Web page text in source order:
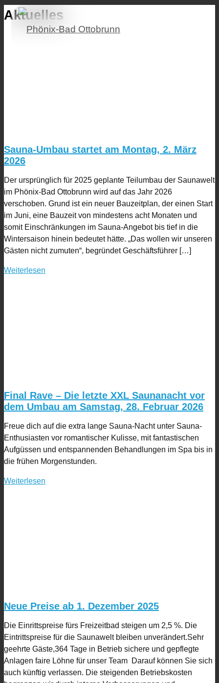
Aktuelles
Sauna-Umbau startet am Montag, 2. März
2026
Der ursprünglich für 2025 geplante Teilumbau der Saunawelt
im Phönix-Bad Ottobrunn wird auf das Jahr 2026
verschoben. Grund ist ein neuer Bauzeitplan, der einen Start
im Juni, eine Bauzeit von mindestens acht Monaten und
somit Einschränkungen im Sauna-Angebot bis tief in die
Wintersaison hinein bedeutet hätte. „Das wollen wir unseren
Gästen nicht zumuten“, begründet Geschäftsführer […]
Weiterlesen
Final Rave – Die letzte XXL Saunanacht vor
dem Umbau am Samstag, 28. Februar 2026
Freue dich auf die extra lange Sauna-Nacht unter Sauna-
Enthusiasten vor romantischer Kulisse, mit fantastischen
Aufgüssen und entspannenden Behandlungen im Spa bis in
die frühen Morgenstunden.
Weiterlesen
Neue Preise ab 1. Dezember 2025
Die Einrittspreise fürs Freizeitbad steigen um 2,5 %. Die
Eintrittspreise für die Saunawelt bleiben unverändert.Sehr
geehrte Gäste,364 Tage in Betrieb sichere und gepflegte
Anlagen faire Löhne für unser Team Darauf können Sie sich
auch künftig verlassen. Die steigenden Betriebskosten